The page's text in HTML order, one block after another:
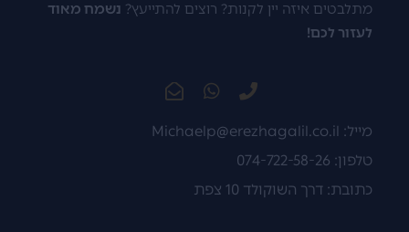
מתלבטים איזה יין לקנות? רוצים להתייעץ? נשמח מאוד
לעזור לכם!
מייל: Michaelp@erezhagalil.co.il
טלפון: 074-722-58-26
כתובת: דרך השוקולד 10 צפת